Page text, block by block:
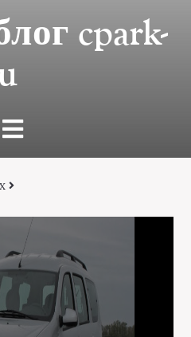
cpark-